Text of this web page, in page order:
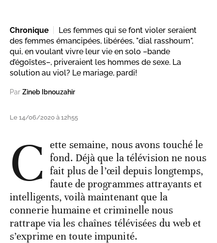
Chronique
Les femmes qui se font violer seraient
des femmes émancipées, libérées, "dial rasshoum",
qui, en voulant vivre leur vie en solo –bande
d’égoïstes–, priveraient les hommes de sexe. La
solution au viol? Le mariage, pardi!
Par Zineb Ibnouzahir
Le 14/06/2020 à 12h55
C ette semaine, nous avons touché le
fond. Déjà que la télévision ne nous
fait plus de l’œil depuis longtemps,
faute de programmes attrayants et
intelligents, voilà maintenant que la
connerie humaine et criminelle nous
rattrape via les chaînes télévisées du web et
s’exprime en toute impunité.